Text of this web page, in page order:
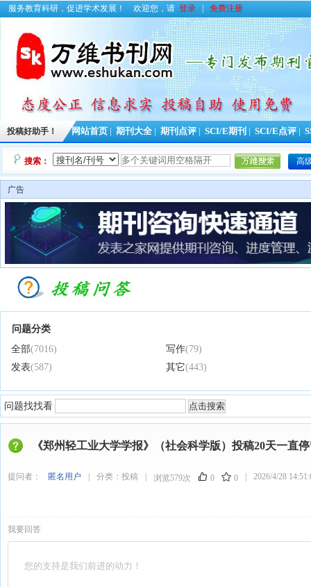
服务教育科研，促进学术发展！ 欢迎您，请 登录 免费注册
投稿好助手！ 网站首页 期刊大全 期刊点评 SCI/E期刊 SCI/E点评
搜索： 高
广告
问题分类
全部(7016) 写作(79)
发表(587) 其它(443)
问题找找看
《郑州轻工业大学学报》（社会科学版）投稿20天一直
提问者： 匿名用户 分类： 投稿 浏览579次 0 0 2026/4/28
我要回答